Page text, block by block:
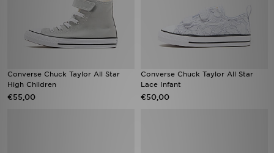
Converse Chuck Taylor All Star
High Children
€55,00
Converse Chuck Taylor All Star
Lace Infant
€50,00